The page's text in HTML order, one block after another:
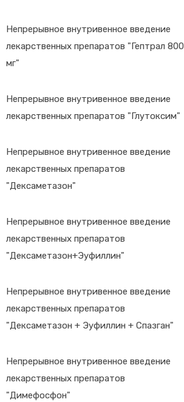
Непрерывное внутривенное введение
лекарственных препаратов "Гептрал 800
мг"
Непрерывное внутривенное введение
лекарственных препаратов "Глутоксим"
Непрерывное внутривенное введение
лекарственных препаратов
"Дексаметазон"
Непрерывное внутривенное введение
лекарственных препаратов
"Дексаметазон+Эуфиллин"
Непрерывное внутривенное введение
лекарственных препаратов
"Дексаметазон + Эуфиллин + Спазган"
Непрерывное внутривенное введение
лекарственных препаратов
"Димефосфон"